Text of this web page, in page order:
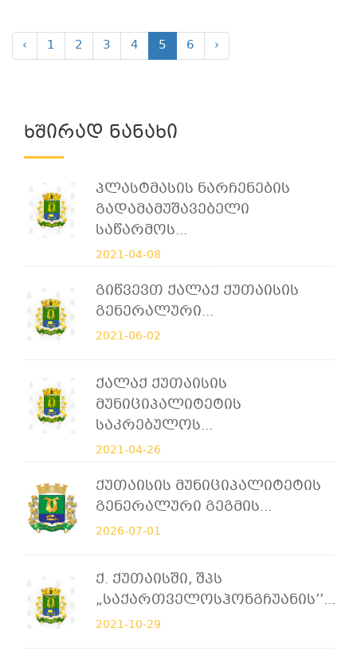
‹ 1 2 3 4 5 6 ›
Ხშირად Ნანახი
Პლასტმასის Ნარჩენების
Გადამამუშავებელი
Საწარმოს...
2021-04-08
Გიწვევთ Ქალაქ Ქუთაისის
Გენერალური...
2021-06-02
Ქალაქ Ქუთაისის
Მუნიციპალიტეტის
Საკრებულოს...
2021-04-26
Ქუთაისის Მუნიციპალიტეტის
Გენერალური Გეგმის...
2026-07-01
Ქ. Ქუთაისში, Შპს
„საქართველოსჰონგჩუანის’’...
2021-10-29